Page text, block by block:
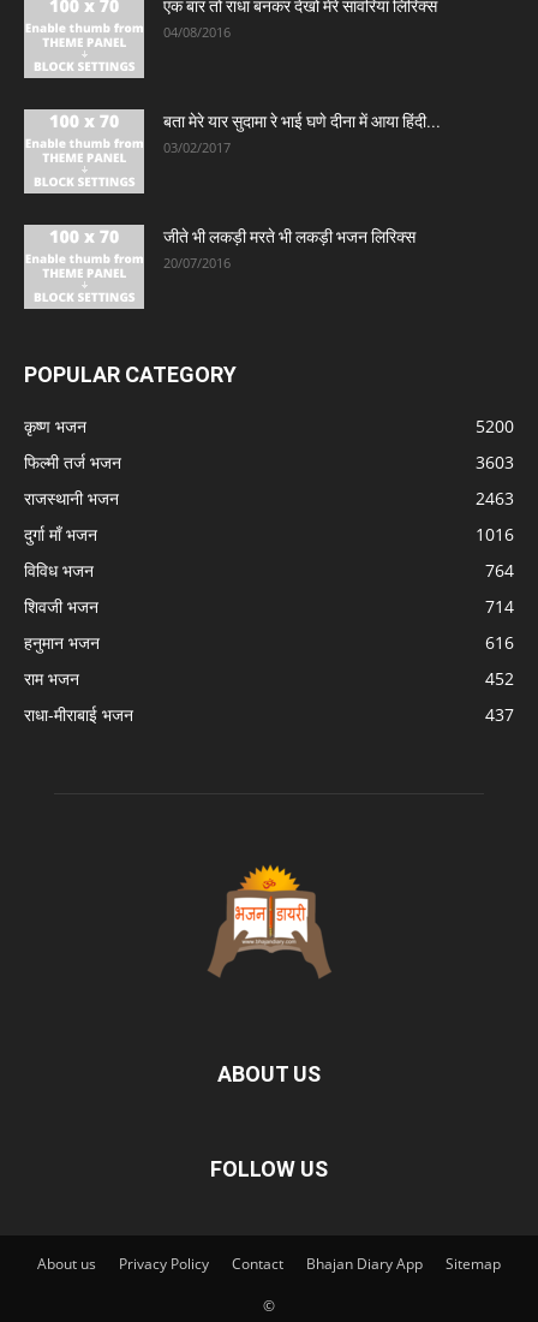
एक बार तो राधा बनकर देखो मेरे सांवरियां लिरिक्स
04/08/2016
बता मेरे यार सुदामा रे भाई घणे दीना में आया हिंदी...
03/02/2017
जीते भी लकड़ी मरते भी लकड़ी भजन लिरिक्स
20/07/2016
POPULAR CATEGORY
कृष्ण भजन
5200
फिल्मी तर्ज भजन
3603
राजस्थानी भजन
2463
दुर्गा माँ भजन
1016
विविध भजन
764
शिवजी भजन
714
हनुमान भजन
616
राम भजन
452
राधा-मीराबाई भजन
437
ABOUT US
FOLLOW US
About us Privacy Policy Contact Bhajan Diary App Sitemap
©